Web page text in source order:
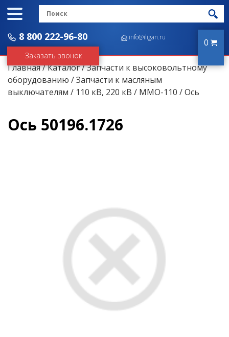
8 800 222-96-80
Заказать звонок
info@iligan.ru 0
Главная/Каталог/Запчасти к высоковольтному
оборудованию /Запчасти к масляным
выключателям / 110 кВ, 220 кВ / ММО-110 / Ось
Ось 50196.1726